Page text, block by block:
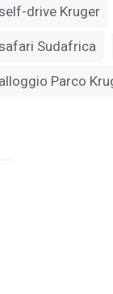
drive Kruger
Sudafrica
alloggio Parco